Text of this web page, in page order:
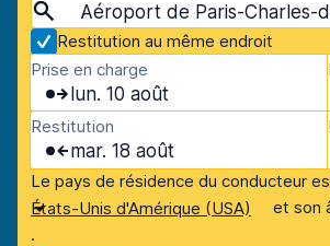
Restitution au même endroit
Prise en charge
lun. 10 août
Restitution
mar. 18 août
Le pays de résidence du conducteur
États-Unis d'Amérique (USA)
et son
.